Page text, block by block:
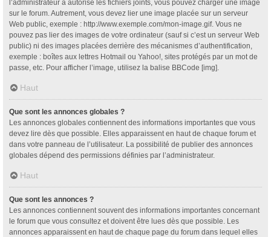
l’administrateur a autorisé les fichiers joints, vous pouvez charger une image
sur le forum. Autrement, vous devez lier une image placée sur un serveur
Web public, exemple : http://www.exemple.com/mon-image.gif. Vous ne
pouvez pas lier des images de votre ordinateur (sauf si c’est un serveur Web
public) ni des images placées derrière des mécanismes d’authentification,
exemple : boîtes aux lettres Hotmail ou Yahoo!, sites protégés par un mot de
passe, etc. Pour afficher l’image, utilisez la balise BBCode [img].
Haut
Que sont les annonces globales ?
Les annonces globales contiennent des informations importantes que vous
devez lire dès que possible. Elles apparaissent en haut de chaque forum et
dans votre panneau de l’utilisateur. La possibilité de publier des annonces
globales dépend des permissions définies par l’administrateur.
Haut
Que sont les annonces ?
Les annonces contiennent souvent des informations importantes concernant
le forum que vous consultez et doivent être lues dès que possible. Les
annonces apparaissent en haut de chaque page du forum dans lequel elles